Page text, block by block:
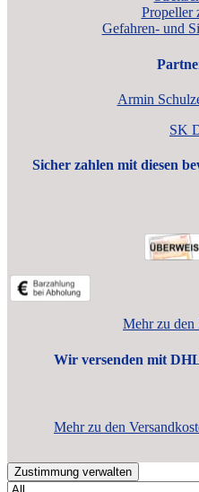
Propeller
Gefahren- und
Armin
SK
Sicher zahlen mit diesen
Mehr zu den
Wir versenden mit
Mehr zu den
Zustimmung verwalten